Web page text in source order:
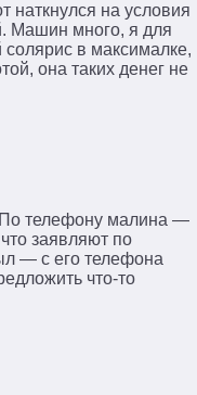
наткнулся на условия
Машин много, я для
в максималке,
она таких денег не
По телефону малина —
заявляют по
— с его телефона
что-то